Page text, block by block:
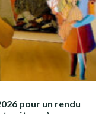
pour un rendu